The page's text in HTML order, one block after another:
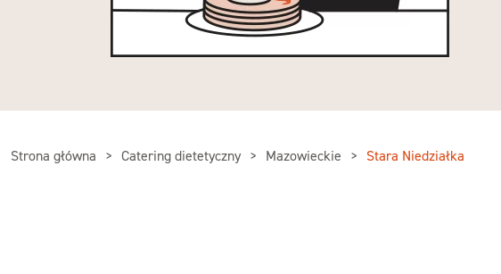
Strona główna Catering dietetyczny Mazowieckie Stara Niedziałka